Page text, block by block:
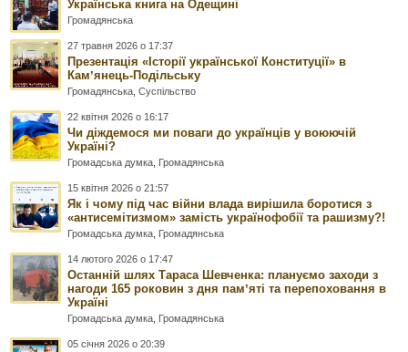
Українська книга на Одещині
Громадянська
27 травня 2026 о 17:37
Презентація «Історії української Конституції» в
Камʼянець-Подільську
Громадянська ,Суспільство
22 квітня 2026 о 16:17
Чи діждемося ми поваги до українців у воюючій
Україні?
Громадська думка Громадянська
15 квітня 2026 о 21:57
Як і чому під час війни влада вирішила боротися з
«антисемітизмом» замість українофобії та рашизму?!
Громадська думка Громадянська
14 лютого 2026 о 17:47
Останній шлях Тараса Шевченка: плануємо заходи з
нагоди 165 роковин з дня памʼяті та перепоховання в
Україні
Громадська думка Громадянська
05 січня 2026 о 20:39